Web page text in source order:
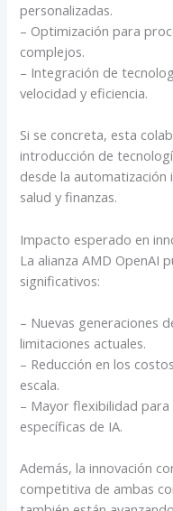
personalizadas.
– Optimización para
complejos.
– Integración de
velocidad y eficiencia.
Si se concreta, esta
introducción de
desde la automatización
salud y finanzas.
Impacto esperado en
La alianza AMD OpenAI
significativos:
– Nuevas generaciones
limitaciones actuales.
– Reducción en los
escala.
– Mayor flexibilidad
específicas de IA.
Además, la innovación
competitiva de ambas